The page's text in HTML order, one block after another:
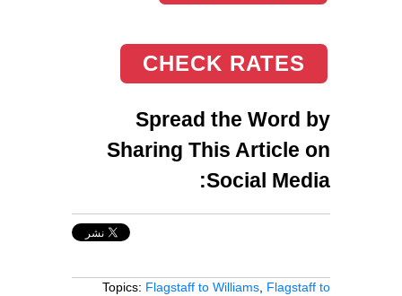
CHECK RATES
Spread the Word by
Sharing This Article on
Social Media:
Topics: Flagstaff to Williams, Flagstaff to